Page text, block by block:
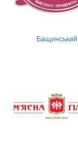
Бащинський